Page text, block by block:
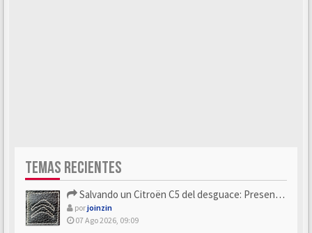
TEMAS RECIENTES
Salvando un Citroën C5 del desguace: Presentación y seguimiento
porjoinzin
07 Ago 2026, 09:09